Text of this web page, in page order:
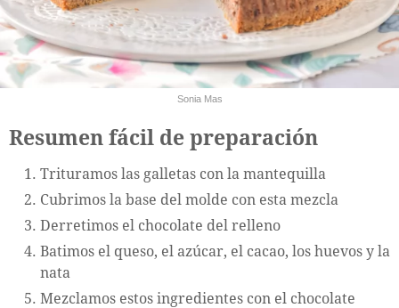
Sonia Mas
Resumen fácil de preparación
Trituramos las galletas con la mantequilla
Cubrimos la base del molde con esta mezcla
Derretimos el chocolate del relleno
Batimos el queso, el azúcar, el cacao, los huevos y la
nata
Mezclamos estos ingredientes con el chocolate